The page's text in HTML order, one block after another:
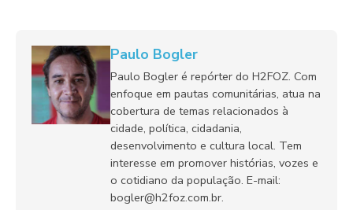
Paulo Bogler
Paulo Bogler é repórter do H2FOZ. Com
enfoque em pautas comunitárias, atua na
cobertura de temas relacionados à
cidade, política, cidadania,
desenvolvimento e cultura local. Tem
interesse em promover histórias, vozes e
o cotidiano da população. E-mail:
bogler@h2foz.com.br.